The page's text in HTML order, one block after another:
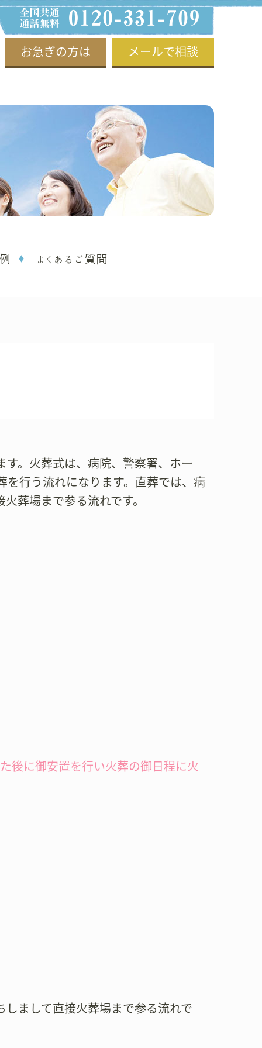
お急ぎの方は メールで相談
よくあるご質問
す。火葬式は、病院、警察署、ホー
行う流れになります。直葬では、病
葬場まで参る流れです。
後に御安置を行い火葬の御日程に火
まして直接火葬場まで参る流れで